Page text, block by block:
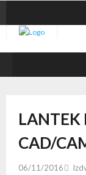
LANTEK
CAD/
06/11/2016